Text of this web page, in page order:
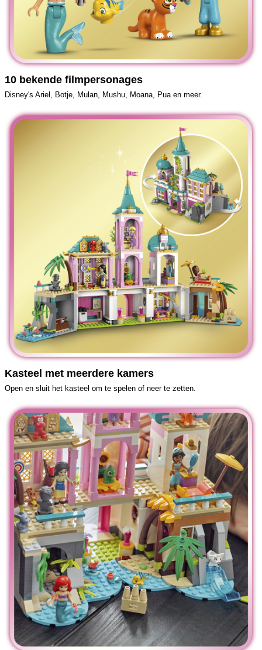
10 bekende filmpersonages
Disney's Ariel, Botje, Mulan, Mushu, Moana, Pua en meer.
Kasteel met meerdere kamers
Open en sluit het kasteel om te spelen of neer te zetten.